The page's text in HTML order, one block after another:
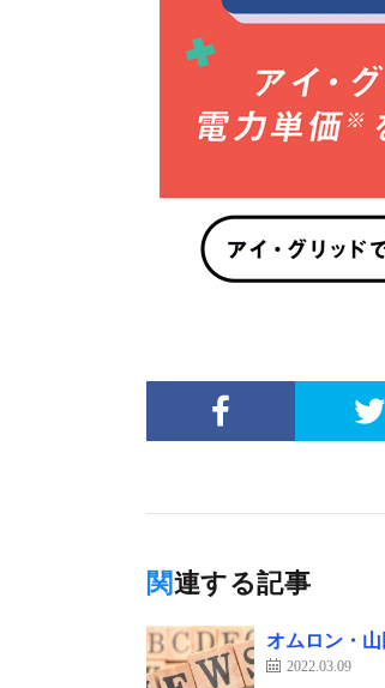
関連する記事
オムロン・
2022.03.09